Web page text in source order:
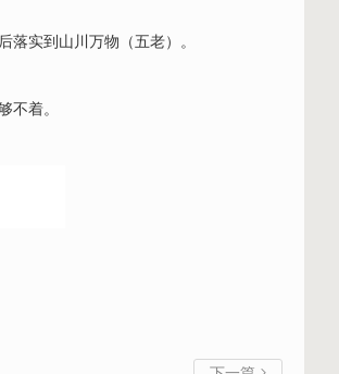
实到山川万物（五老）。
不着。